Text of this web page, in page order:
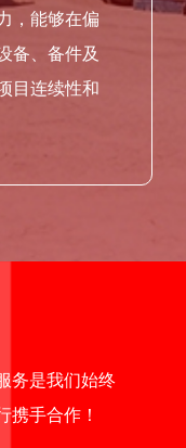
，能够在偏
备、备件及
目连续性和
务是我们始终
携手合作！